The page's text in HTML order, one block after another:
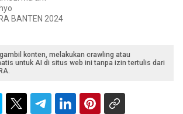
BANTEN 2024
konten, melakukan crawling atau
untuk AI di situs web ini tanpa izin tertulis dari